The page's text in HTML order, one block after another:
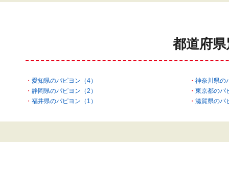
都道府
愛知県のパピヨン（4）
神奈川県の
静岡県のパピヨン（2）
東京都のパ
福井県のパピヨン（1）
滋賀県のパ